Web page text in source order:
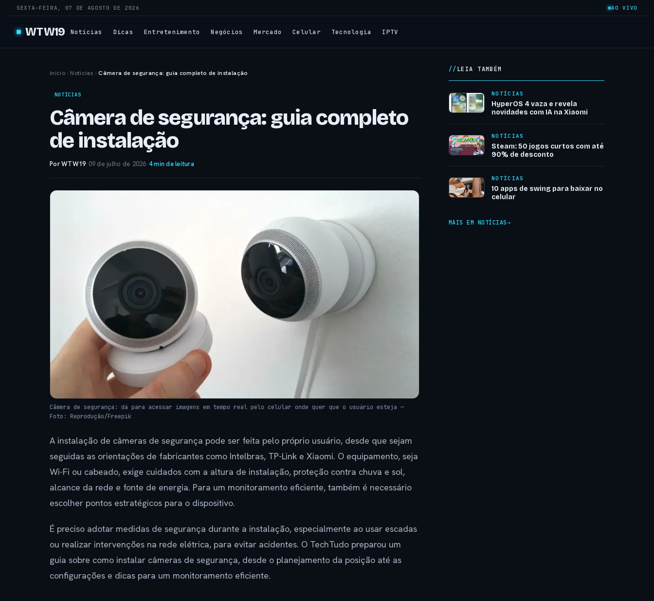
SEXTA-FEIRA, 07 DE AGOSTO DE 2026 AO VIVO
WTW19 Notícias Dicas Entretenimento Negócios Mercado Celular Tecnologia IPTV
Início › Notícias › Câmera de segurança: guia completo de instalação
NOTÍCIAS
Câmera de segurança: guia completo
de instalação
Por WTW19· 09 de julho de 2026·4 min de leitura
Câmera de segurança: dá para acessar imagens em tempo real pelo celular onde quer que o usuário esteja —
Foto: Reprodução/Freepik
A instalação de câmeras de segurança pode ser feita pelo próprio usuário, desde que sejam
seguidas as orientações de fabricantes como Intelbras, TP-Link e Xiaomi. O equipamento, seja
Wi-Fi ou cabeado, exige cuidados com a altura de instalação, proteção contra chuva e sol,
alcance da rede e fonte de energia. Para um monitoramento eficiente, também é necessário
escolher pontos estratégicos para o dispositivo.
É preciso adotar medidas de segurança durante a instalação, especialmente ao usar escadas
ou realizar intervenções na rede elétrica, para evitar acidentes. O TechTudo preparou um
guia sobre como instalar câmeras de segurança, desde o planejamento da posição até as
configurações e dicas para um monitoramento eficiente.
LEIA TAMBÉM
NOTÍCIAS
HyperOS 4 vaza e revela
novidades com IA na Xiaomi
NOTÍCIAS
Steam: 50 jogos curtos com até
90% de desconto
NOTÍCIAS
10 apps de swing para baixar no
celular
MAIS EM NOTÍCIAS